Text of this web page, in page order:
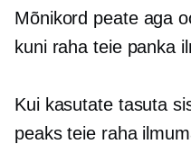
Mõnikord peate aga
kuni raha teie panka
Kui kasutate tasuta
peaks teie raha